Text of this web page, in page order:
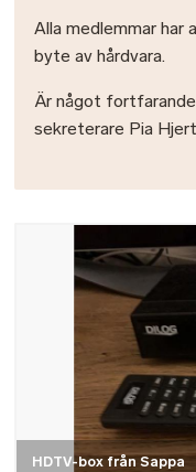
Alla medlemmar har
byte av hårdvara.
Är något
sekreterare Pia
HDTV-box från Sappa